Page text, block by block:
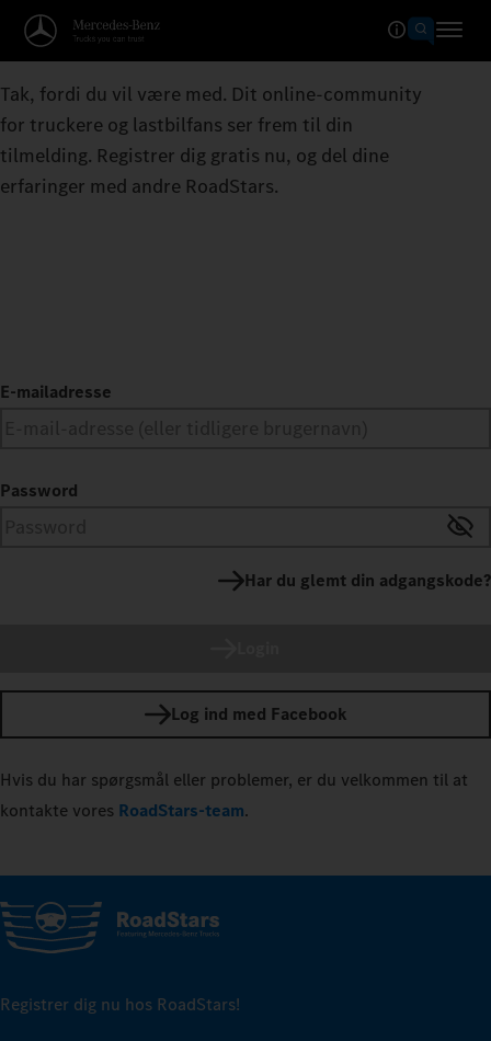
Tak, fordi du vil være med. Dit online-community
for truckere og lastbilfans ser frem til din
tilmelding. Registrer dig gratis nu, og del dine
erfaringer med andre RoadStars.
E-mailadresse
Password
Har du glemt din adgangskode?
Log ind med Facebook
Hvis du har spørgsmål eller problemer, er du velkommen til at
kontakte vores RoadStars-team.
Registrer dig nu hos RoadStars!